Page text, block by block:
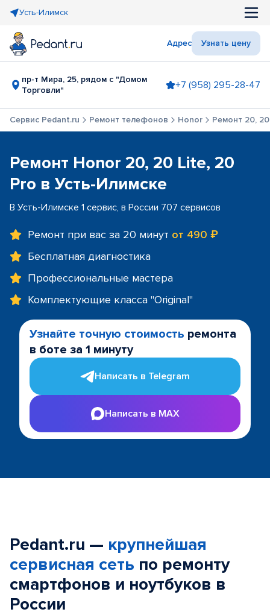
Усть-Илимск
Адрес Узнать цену
пр-т Мира, 25, рядом с "Домом
Торговли"
+7 (958) 295-28-47
Сервис Pedant.ru Ремонт телефонов Honor Ремонт 20,
Ремонт Honor 20, 20 Lite, 20
Pro в Усть-Илимске
В Усть-Илимске 1 сервис, в России 707 сервисов
Ремонт при вас за 20 минут от 490 ₽
Бесплатная диагностика
Профессиональные мастера
Комплектующие класса "Original"
Узнайте точную стоимость ремонта
в боте за 1 минуту
Написать в Telegram
Написать в MAX
Pedant.ru — крупнейшая
сервисная сеть по ремонту
смартфонов и ноутбуков в
России